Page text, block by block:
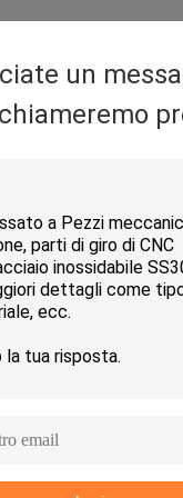
un
i maiali & la scrofa
inossidabile #201
materiale secondo i vostri
solitamente i fili G-1/2„ o
BSP o NPT
25pcs/borse/cartone della
28*24*12 cm; 10-15
della sfortuna per
del capezzolo del